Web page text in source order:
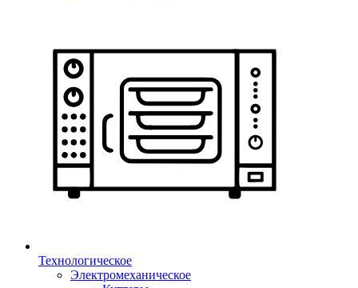
Технологическое
Электромеханическое